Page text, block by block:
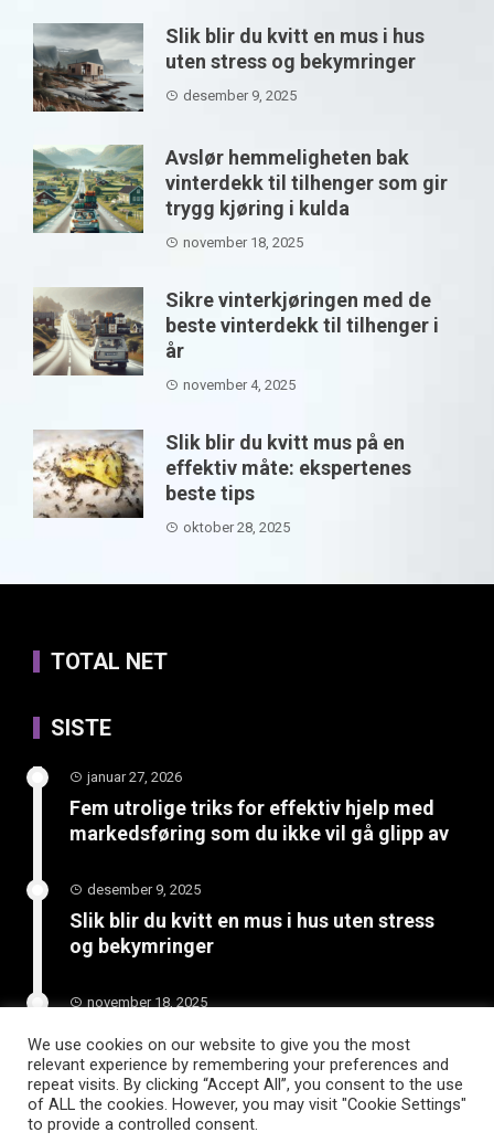
Slik blir du kvitt en mus i hus
uten stress og bekymringer
desember 9, 2025
Avslør hemmeligheten bak
vinterdekk til tilhenger som gir
trygg kjøring i kulda
november 18, 2025
Sikre vinterkjøringen med de
beste vinterdekk til tilhenger i
år
november 4, 2025
Slik blir du kvitt mus på en
effektiv måte: ekspertenes
beste tips
oktober 28, 2025
TOTAL NET
SISTE
januar 27, 2026
Fem utrolige triks for effektiv hjelp med
markedsføring som du ikke vil gå glipp av
desember 9, 2025
Slik blir du kvitt en mus i hus uten stress
og bekymringer
november 18, 2025
Avslør hemmeligheten bak vinterdekk til
tilhenger som gir trygg kjøring i kulda
We use cookies on our website to give you the most
relevant experience by remembering your preferences and
repeat visits. By clicking “Accept All”, you consent to the use
of ALL the cookies. However, you may visit "Cookie Settings"
to provide a controlled consent.